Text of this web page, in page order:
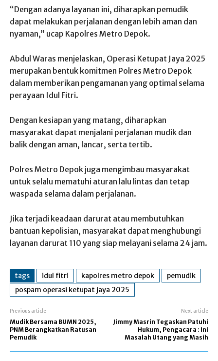
“Dengan adanya layanan ini, diharapkan pemudik
dapat melakukan perjalanan dengan lebih aman dan
nyaman,” ucap Kapolres Metro Depok.
Abdul Waras menjelaskan, Operasi Ketupat Jaya 2025
merupakan bentuk komitmen Polres Metro Depok
dalam memberikan pengamanan yang optimal selama
perayaan Idul Fitri.
Dengan kesiapan yang matang, diharapkan
masyarakat dapat menjalani perjalanan mudik dan
balik dengan aman, lancar, serta tertib.
Polres Metro Depok juga mengimbau masyarakat
untuk selalu mematuhi aturan lalu lintas dan tetap
waspada selama dalam perjalanan.
Jika terjadi keadaan darurat atau membutuhkan
bantuan kepolisian, masyarakat dapat menghubungi
layanan darurat 110 yang siap melayani selama 24 jam.
tags idul fitri kapolres metro depok
pemudik
pospam operasi ketupat jaya 2025
Previous article
Mudik Bersama BUMN 2025,
PNM Berangkatkan Ratusan
Pemudik
Next article
Jimmy Masrin Tegaskan Patuhi
Hukum, Pengacara : Ini
Masalah Utang yang Masih